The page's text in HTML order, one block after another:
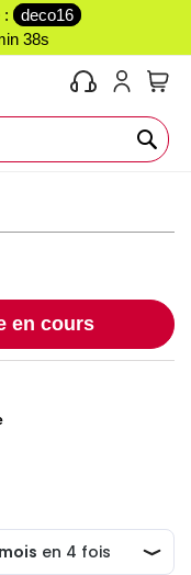
:
deco16
38s
en cours